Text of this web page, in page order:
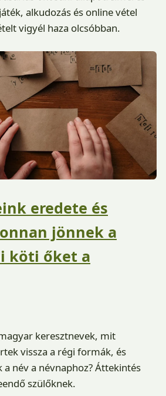
alkudozás és online vétel
vigyél haza olcsóbban.
eredete és
jönnek a
köti őket a
keresztnevek, mit
vissza a régi formák, és
név a névnaphoz? Áttekintés
szülőknek.